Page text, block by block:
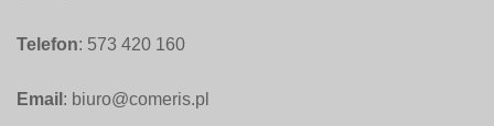
Telefon: 573 420 160
Email : biuro@comeris.pl